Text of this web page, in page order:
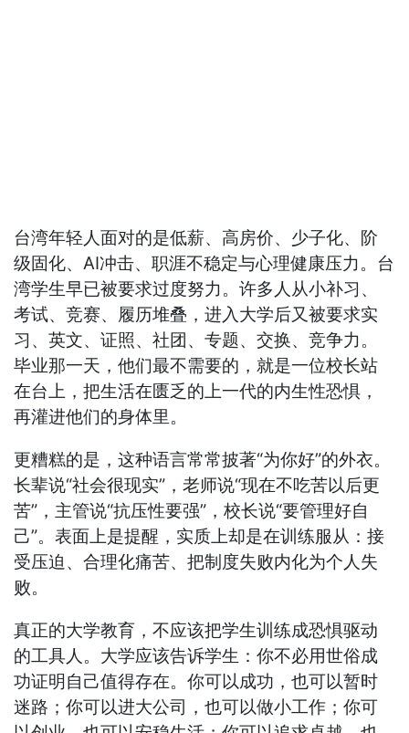
台湾年轻人面对的是低薪、高房价、少子化、阶
级固化、AI冲击、职涯不稳定与心理健康压力。台
湾学生早已被要求过度努力。许多人从小补习、
考试、竞赛、履历堆叠，进入大学后又被要求实
习、英文、证照、社团、专题、交换、竞争力。
毕业那一天，他们最不需要的，就是一位校长站
在台上，把生活在匮乏的上一代的内生性恐惧，
再灌进他们的身体里。
更糟糕的是，这种语言常常披著“为你好”的外衣。
长辈说“社会很现实”，老师说“现在不吃苦以后更
苦”，主管说“抗压性要强”，校长说“要管理好自
己”。表面上是提醒，实质上却是在训练服从：接
受压迫、合理化痛苦、把制度失败内化为个人失
败。
真正的大学教育，不应该把学生训练成恐惧驱动
的工具人。大学应该告诉学生：你不必用世俗成
功证明自己值得存在。你可以成功，也可以暂时
迷路；你可以进大公司，也可以做小工作；你可